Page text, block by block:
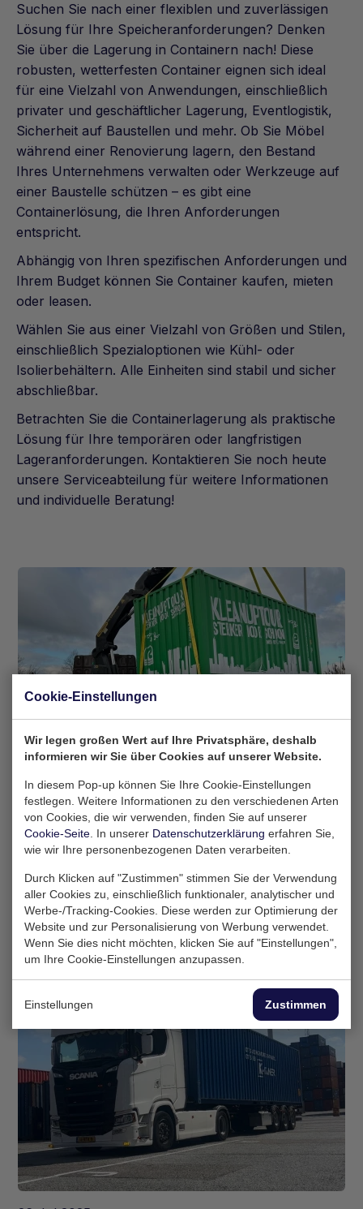
Suchen Sie nach einer flexiblen und zuverlässigen
Lösung für Ihre Speicheranforderungen? Denken
Sie über die Lagerung in Containern nach! Diese
robusten, wetterfesten Container eignen sich ideal
für eine Vielzahl von Anwendungen, einschließlich
privater und geschäftlicher Lagerung, Eventlogistik,
Sicherheit auf Baustellen und mehr. Ob Sie Möbel
während einer Renovierung lagern, den Bestand
Ihres Unternehmens verwalten oder Werkzeuge auf
einer Baustelle schützen – es gibt eine
Containerlösung, die Ihren Anforderungen
entspricht.
Abhängig von Ihren spezifischen Anforderungen und
Ihrem Budget können Sie Container kaufen, mieten
oder leasen.
Wählen Sie aus einer Vielzahl von Größen und Stilen,
einschließlich Spezialoptionen wie Kühl- oder
Isolierbehältern. Alle Einheiten sind stabil und sicher
abschließbar.
Betrachten Sie die Containerlagerung als praktische
Lösung für Ihre temporären oder langfristigen
Lageranforderungen. Kontaktieren Sie noch heute
unsere Serviceabteilung für weitere Informationen
und individuelle Beratung!
15 Feb 2025
Nachhaltigkeit
KleanUpTour: Kreislaufwirtschaftliche
Wirkung in Rotterdam und darüber hinaus
Cookie-Einstellungen
Wir legen großen Wert auf Ihre Privatsphäre, deshalb
informieren wir Sie über Cookies auf unserer Website.
In diesem Pop-up können Sie Ihre Cookie-Einstellungen
festlegen. Weitere Informationen zu den verschiedenen Arten
von Cookies, die wir verwenden, finden Sie auf unserer
Cookie-Seite . In unserer Datenschutzerklärung erfahren Sie,
wie wir Ihre personenbezogenen Daten verarbeiten.
Durch Klicken auf "Zustimmen" stimmen Sie der Verwendung
aller Cookies zu, einschließlich funktionaler, analytischer und
Werbe-/Tracking-Cookies. Diese werden zur Optimierung der
Website und zur Personalisierung von Werbung verwendet.
Wenn Sie dies nicht möchten, klicken Sie auf "Einstellungen",
um Ihre Cookie-Einstellungen anzupassen.
Einstellungen Zustimmen